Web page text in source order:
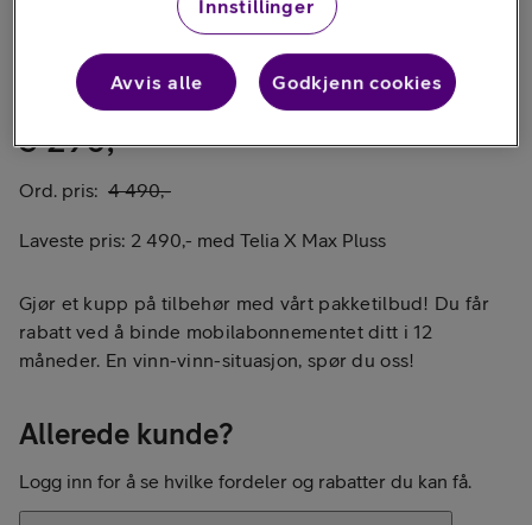
Pakketilbud Kun tilbehør
3 290,-
Ord. pris: 4 490,-
Laveste pris: 2 490,- med Telia X Max Pluss
Gjør et kupp på tilbehør med vårt pakketilbud! Du får
rabatt ved å binde mobilabonnementet ditt i 12
måneder. En vinn-vinn-situasjon, spør du oss!
Allerede kunde?
Logg inn for å se hvilke fordeler og rabatter du kan få.
Innstillinger
Avvis alle Godkjenn cookies